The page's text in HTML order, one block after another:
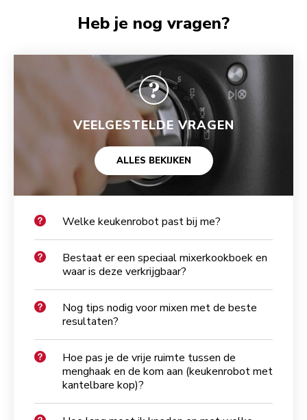
Heb je nog vragen?
VEELGESTELDE VRAGEN
ALLES BEKIJKEN
Welke keukenrobot past bij me?
Bestaat er een speciaal mixerkookboek en
waar is deze verkrijgbaar?
Nog tips nodig voor mixen met de beste
resultaten?
Hoe pas je de vrije ruimte tussen de
menghaak en de kom aan (keukenrobot met
kantelbare kop)?